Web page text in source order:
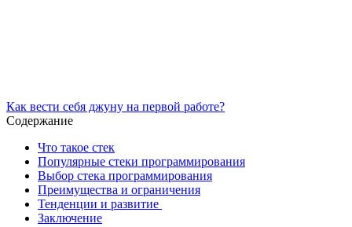
Как вести себя джуну на первой работе?
Содержание
Что такое стек
Популярные стеки программирования
Выбор стека программирования
Преимущества и ограничения
Тенденции и развитие
Заключение